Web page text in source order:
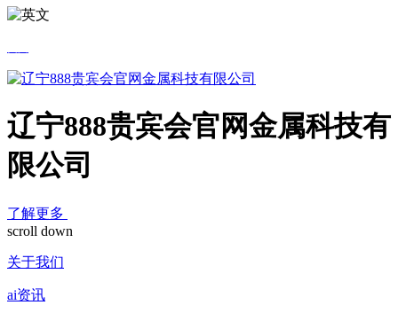
辽宁888贵宾会官网金属科技有
限公司
了解更多
scroll down
关于我们
ai资讯